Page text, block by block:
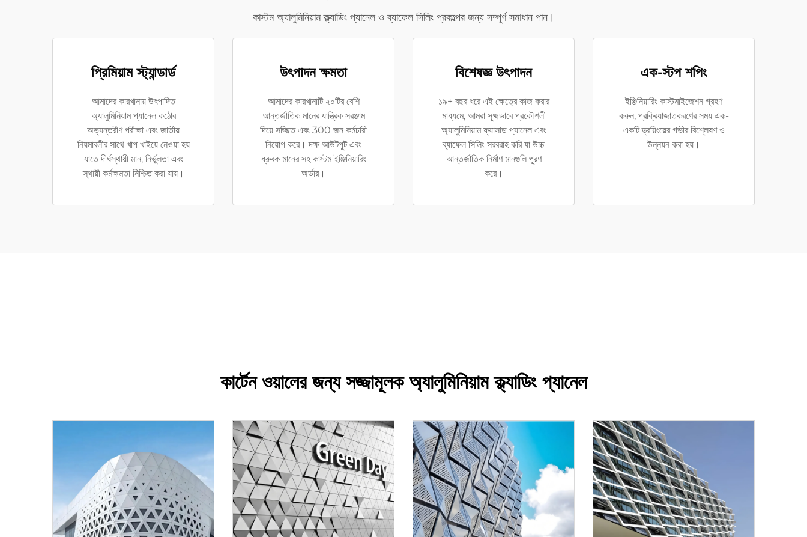
কাস্টম অ্যালুমিনিয়াম ক্ল্যাডিং প্যানেল ও ব্যাফেল সিলিং প্রকল্পের জন্য সম্পূর্ণ সমাধান পান।
প্রিমিয়াম স্ট্যান্ডার্ড
আমাদের কারখানায় উৎপাদিত
অ্যালুমিনিয়াম প্যানেল কঠোর
অভ্যন্তরীণ পরীক্ষা এবং জাতীয়
নিয়মাবলীর সাথে খাপ খাইয়ে নেওয়া হয়
যাতে দীর্ঘস্থায়ী মান, নির্ভুলতা এবং
স্থায়ী কর্মক্ষমতা নিশ্চিত করা যায়।
উৎপাদন ক্ষমতা
আমাদের কারখানাটি ২০টির বেশি
আন্তর্জাতিক মানের যান্ত্রিক সরঞ্জাম
দিয়ে সজ্জিত এবং 300 জন কর্মচারী
নিয়োগ করে। দক্ষ আউটপুট এবং
ধ্রুবক মানের সহ কাস্টম ইঞ্জিনিয়ারিং
অর্ডার।
বিশেষজ্ঞ উৎপাদন
১৯+ বছর ধরে এই ক্ষেত্রে কাজ করার
মাধ্যমে, আমরা সূক্ষ্মভাবে প্রকৌশলী
অ্যালুমিনিয়াম ফ্যাসাড প্যানেল এবং
ব্যাফেল সিলিং সরবরাহ করি যা উচ্চ
আন্তর্জাতিক নির্মাণ মানগুলি পূরণ
করে।
এক-স্টপ শপিং
ইঞ্জিনিয়ারিং কাস্টমাইজেশন গ্রহণ
করুন, প্রক্রিয়াজাতকরণের সময় এক-
একটি ড্রয়িংয়ের গভীর বিশ্লেষণ ও
উন্নয়ন করা হয়।
কার্টেন ওয়ালের জন্য সজ্জামূলক অ্যালুমিনিয়াম ক্ল্যাডিং প্যানেল